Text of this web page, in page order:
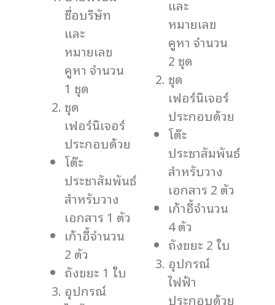
ชื่อบริษัท
และ
หมายเลข
คูหา จำนวน
1 ชุด
ชุด
เฟอร์นิเจอร์
ประกอบด้วย
โต๊ะ
ประชาสัมพันธ์
สำหรับวาง
เอกสาร 1 ตัว
เก้าอี้จำนวน
2 ตัว
ถังขยะ 1 ใบ
อุปกรณ์
และ
หมายเลข
คูหา จำนวน
2 ชุด
ชุด
เฟอร์นิเจอร์
ประกอบด้วย
โต๊ะ
ประชาสัมพันธ์
สำหรับวาง
เอกสาร 2 ตัว
เก้าอี้จำนวน
4 ตัว
ถังขยะ 2 ใบ
อุปกรณ์
ไฟฟ้า
ประกอบด้วย